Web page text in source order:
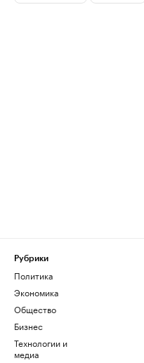
Рубрики
Политика
Экономика
Общество
Бизнес
Технологии и
медиа